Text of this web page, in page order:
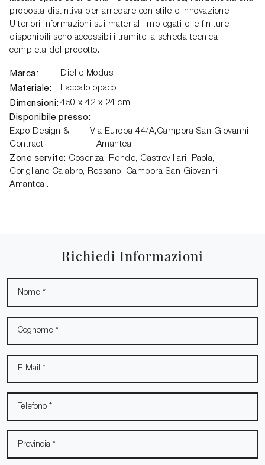
proposta distintiva per arredare con stile e innovazione.
Ulteriori informazioni sui materiali impiegati e le finiture
disponibili sono accessibili tramite la scheda tecnica
completa del prodotto.
Marca: Dielle Modus
Materiale: Laccato opaco
Dimensioni: 450 x 42 x 24 cm
Disponibile presso:
Expo Design &
Contract
Via Europa 44/A, Campora San Giovanni
- Amantea
Zone servite: Cosenza, Rende, Castrovillari, Paola,
Corigliano Calabro, Rossano, Campora San Giovanni -
Amantea...
Richiedi Informazioni